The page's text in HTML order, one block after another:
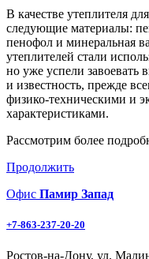
В качестве утеплителя
следующие материалы:
пенофол и минеральная
утеплителей стали
но уже успели завоевать
и известность, прежде
физико-техническими и
характеристиками.
Рассмотрим более
Продолжить
Офис Памир Запад
+7-863-237-20-20
Ростов-на-Дону, ул.